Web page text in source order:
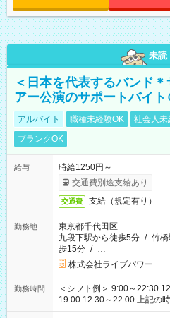
未読
＜日本を代表するバンド
アー公演のサポートバイ
アルバイト 職種未経験OK 社会人未
ブランクOK
給与
時給1250円～
交通費別途支給あり
交通費 支給（規定有り）
勤務地
東京都千代田区
九段下駅から徒歩5分 / 竹
歩15分 / …
株式会社ライブパワー
勤務時間
＜シフト例＞ 9:00～22:30
19:00 12:30～22:00 上記の時間から好きな時間を選べます！ ※
時間は変更となる可能性が